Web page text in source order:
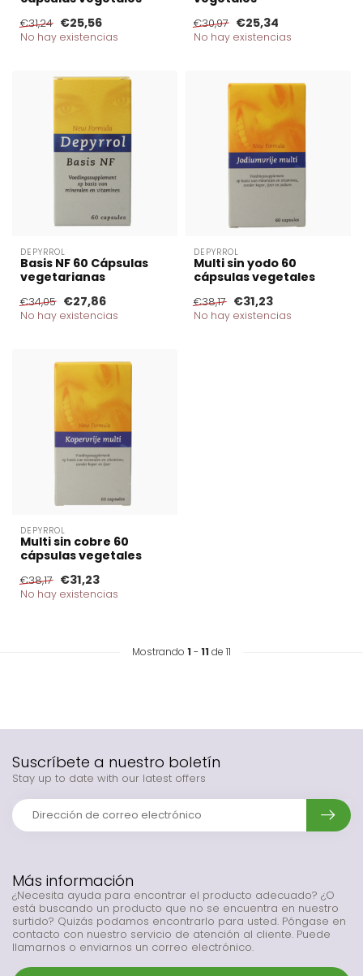
€31,24 €25,56
No hay existencias
€30,97 €25,34
No hay existencias
DEPYRROL
Basis NF 60 Cápsulas
vegetarianas
€34,05 €27,86
No hay existencias
DEPYRROL
Multi sin yodo 60
cápsulas vegetales
€38,17 €31,23
No hay existencias
DEPYRROL
Multi sin cobre 60
cápsulas vegetales
€38,17 €31,23
No hay existencias
Mostrando 1 - 11 de 11
Más información
¿Necesita ayuda para encontrar el producto adecuado? ¿O
está buscando un producto que no se encuentra en nuestro
surtido? Quizás podamos encontrarlo para usted. Póngase en
contacto con nuestro servicio de atención al cliente. Puede
llamarnos o enviarnos un correo electrónico.
Suscríbete a nuestro boletín
Stay up to date with our latest offers